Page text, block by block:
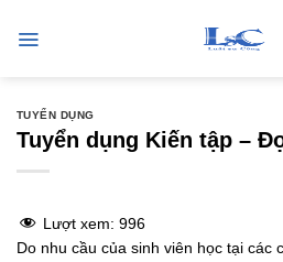
TUYỂN DỤNG
Tuyển dụng Kiến tập –
Lượt xem: 996
Do nhu cầu của sinh viên học tại các